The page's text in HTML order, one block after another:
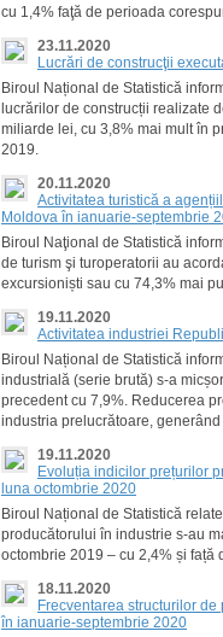
cu 1,4% faţă de perioada
23.11.2020
Lucrări de construcţii
Biroul Național de Statistică
lucrărilor de construcții realizate
miliarde lei, cu 3,8% mai mult în
2019.
20.11.2020
Activitatea turistică a
Moldova în ianuarie-septembrie
Biroul Naţional de Statistică
de turism şi turoperatorii au
excursioniști sau cu 74,3% mai
19.11.2020
Activitatea industriei
Biroul Național de Statistică
industrială (serie brută) s-a
precedent cu 7,9%. Reducerea
industria prelucrătoare,
19.11.2020
Evoluția indicilor prețurilor
luna octombrie 2020
Biroul Național de Statistică
producătorului în industrie s-au
octombrie 2019 – cu 2,4% și față
18.11.2020
Frecventarea structurilor
în ianuarie-septembrie 2020